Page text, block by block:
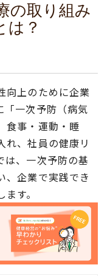
の取り組み
は？
向上のために企業
「一次予防（病気
食事・運動・睡
れ、社員の健康リ
は、一次予防の基
、企業で実践でき
す。